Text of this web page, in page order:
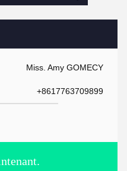
Miss. Amy GOMECY
+8617763709899